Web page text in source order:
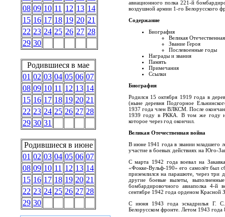
08 09 10 11 12 13 14
15 16 17 18 19 20 21
22 23 24 25 26 27 28
29 30
Родившиеся в мае
01 02 03 04 05 06 07
08 09 10 11 12 13 14
15 16 17 18 19 20 21
22 23 24 25 26 27 28
29 30 31
Родившиеся в июне
01 02 03 04 05 06 07
08 09 10 11 12 13 14
15 16 17 18 19 20 21
22 23 24 25 26 27 28
29 30
авиационного полка 221-й
воздушной армии 1-го Белорусского
Содержание
Биография
Великая
Звание Героя
Послевоенные годы
Награды и звания
Память
Примечания
Ссылки
Биография
Родился 15 октября 1919 года в
(ныне деревня Подгорное
1937 года член ВЛКСМ. После
1939 году в РККА. В том же году
которое через год окончил.
Великая Отечественная война
В июне 1941 года в звании младшего
участие в боевых действиях на Юго-
С марта 1942 года воевал на
«Фокке-Вульф-190» его самолёт был
приземлился на парашюте, через три
другие боевые вылеты,
бомбардировочного авиаполка 4-й
сентябре 1942 года орденом Красной
С июня 1943 года эскадрилья Г.
Белорусском фронте. Летом 1943